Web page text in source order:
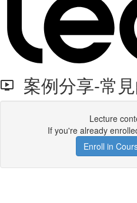
案例分享-常
Lecture
If you're already
Enroll in